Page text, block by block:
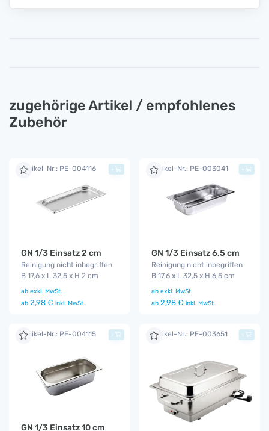
zugehörige Artikel / empfohlenes
Zubehör
Artikel-Nr.: PE-004116
GN 1/3 Einsatz 2 cm
Reinigung nicht inbegriffen
B 17,6 x L 32,5 x H 2 cm
ab exkl. MwSt.
ab 2,98 € inkl. MwSt.
+ Artikel-Nr.: PE-003041
GN 1/3 Einsatz 6,5 cm
Reinigung nicht inbegriffen
B 17,6 x L 32,5 x H 6,5 cm
ab exkl. MwSt.
ab 2,98 € inkl. MwSt.
+
Artikel-Nr.: PE-004115
GN 1/3 Einsatz 10 cm
+ Artikel-Nr.: PE-003651 +